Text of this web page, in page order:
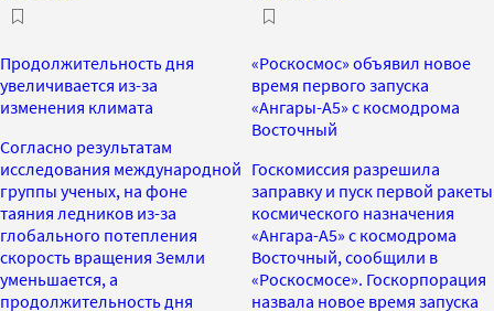
Продолжительность дня
увеличивается из-за
изменения климата
Согласно результатам
исследования международной
группы ученых, на фоне
таяния ледников из-за
глобального потепления
скорость вращения Земли
уменьшается, а
продолжительность дня
«Роскосмос» объявил новое
время первого запуска
«Ангары-А5» с космодрома
Восточный
Госкомиссия разрешила
заправку и пуск первой ракеты
космического назначения
«Ангара-А5» с космодрома
Восточный, сообщили в
«Роскосмосе». Госкорпорация
назвала новое время запуска